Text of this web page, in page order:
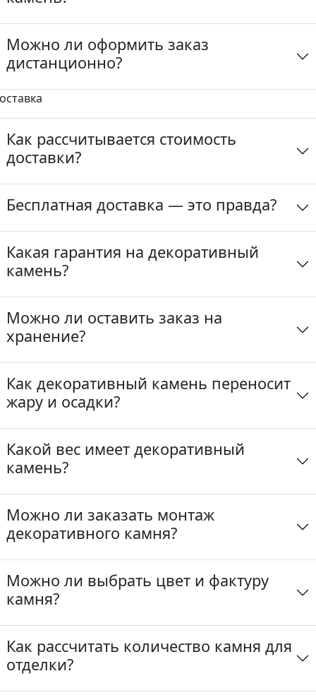
Можно ли оформить заказ
дистанционно?
Как рассчитывается стоимость
доставки?
Бесплатная доставка — это правда?
Какая гарантия на декоративный
камень?
Можно ли оставить заказ на
хранение?
Как декоративный камень переносит
жару и осадки?
Какой вес имеет декоративный
камень?
Можно ли заказать монтаж
декоративного камня?
Можно ли выбрать цвет и фактуру
камня?
Как рассчитать количество камня для
отделки?